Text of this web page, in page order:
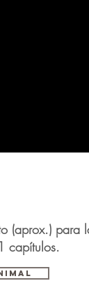
(aprox.) para
capítulos.